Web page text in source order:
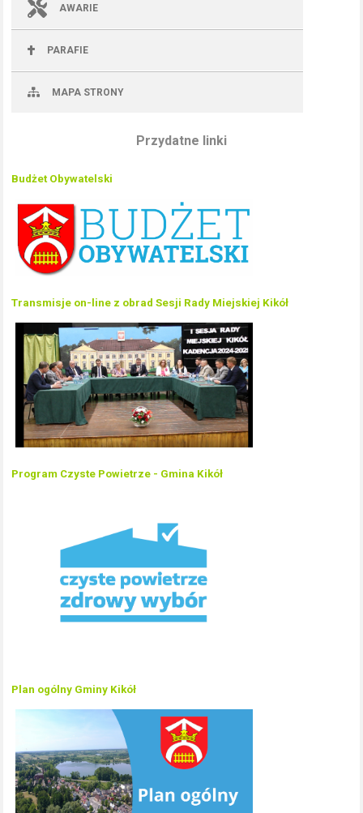
AWARIE
PARAFIE
MAPA STRONY
Przydatne linki
Budżet Obywatelski
Transmisje on-line z obrad Sesji Rady Miejskiej Kikół
Program Czyste Powietrze - Gmina Kikół
Plan ogólny Gminy Kikół